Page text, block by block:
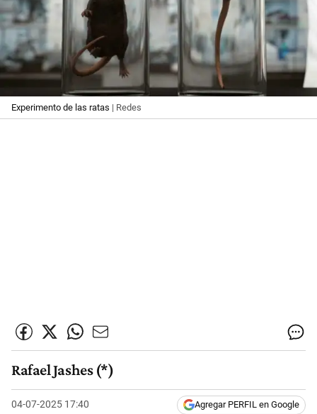
Experimento de las ratas | Redes
Rafael Jashes (*)
04-07-2025 17:40 Agregar PERFIL en Google